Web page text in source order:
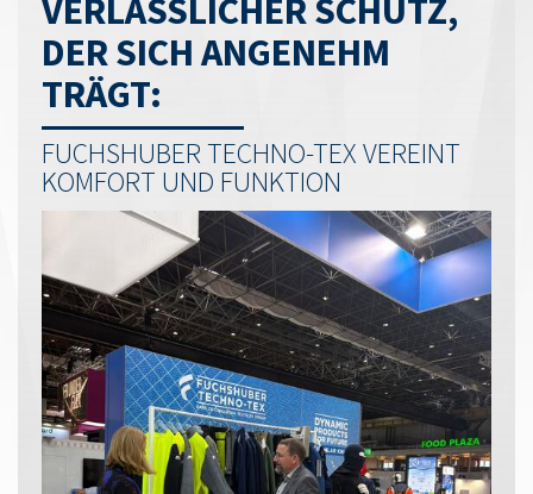
VERLÄSSLICHER SCHUTZ,
DER SICH ANGENEHM
TRÄGT:
FUCHSHUBER TECHNO-TEX VEREINT
KOMFORT UND FUNKTION